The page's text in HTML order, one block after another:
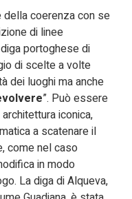
coerenza con se
di linee
portoghese di
di scelte a volte
dei luoghi ma anche
”. Può essere
iconica,
a scatenare il
come nel caso
in modo
La diga di Alqueva,